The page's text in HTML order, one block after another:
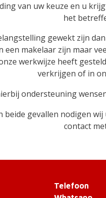
van uw keuze en u
het
gewekt zijn
een makelaar zijn maar
werkwijze heeft
verkrijgen of in
ondersteuning
beide gevallen nodigen
contact
Telefoon